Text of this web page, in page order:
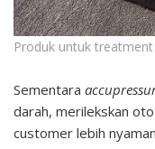
Produk untuk treatment
Sementara
darah, merilekskan
customer lebih